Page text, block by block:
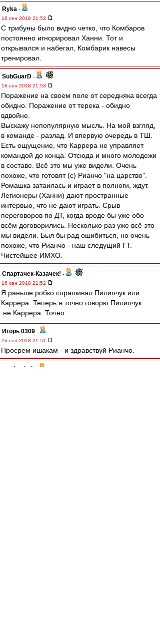
Ryka -
16 сен 2018 21:53
С трибуны было видно четко, что Комбаров
постоянно игнорировал Ханни. Тот и
открывался и набегал, Комбарик навесы
тренировал.
SubGuarD -
16 сен 2018 21:53
Поражение на своем поле от середняка всегда
обидно. Поражение от терека - обидно
вдвойне.
Выскажу непопулярную мысль. На мой взгляд,
в команде - разлад. И впервую очередь в ТШ.
Есть ощущение, что Каррера не управляет
командой до конца. Отсюда и много молодежи
в составе. Всё это мы уже видели. Очень
похоже, что готовят (с) Рианчо "на царство".
Ромашка затаилась и играет в полноги, ждут.
Легионеры (Ханни) дают пространные
интервью, что не дают играть. Срыв
переговоров по ДТ, когда вроде бы уже обо
всём договорились. Несколько раз уже всё это
мы видели. Был бы рад ошибиться, но очень
похоже, что Рианчо - наш следущий ГТ.
Чистейшее ИМХО.
Спартачек-Казачек! -
16 сен 2018 21:52
Я раньше робко спрашивал Пилипчук или
Каррера. Теперь я точно говорю Пилипчук..
.не Каррера. Точно.
Игорь 0309 -
16 сен 2018 21:51
Просрем ишакам - и здравствуй Рианчо.
traubenbah